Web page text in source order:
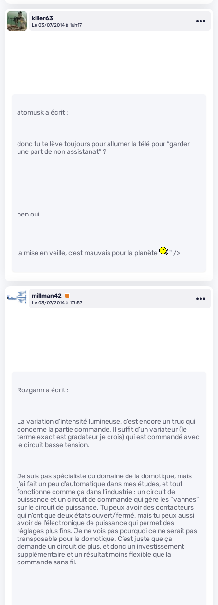
killer63
Le 03/07/2014 à 16h17
atomusk a écrit :
donc tu te lève toujours pour allumer la télé pour “garder
une part de non assistanat” ?
ben oui
la mise en veille, c’est mauvais pour la planète " />
millman42 Premium
Le 03/07/2014 à 17h57
Rozgann a écrit :
La variation d’intensité lumineuse, c’est encore un truc qui
concerne la partie commande. Il suffit d’un variateur (le
terme exact est gradateur je crois) qui est commandé avec
le circuit basse tension.
Je suis pas spécialiste du domaine de la domotique, mais
j’ai fait un peu d’automatique dans mes études, et tout
fonctionne comme ça dans l’industrie : un circuit de
puissance et un circuit de commande qui gère les “vannes”
sur le circuit de puissance. Tu peux avoir des contacteurs
qui n’ont que deux états ouvert/fermé, mais tu peux aussi
avoir de l’électronique de puissance qui permet des
réglages plus fins. Je ne vois pas pourquoi ce ne serait pas
transposable pour la domotique. C’est juste que ça
demande un circuit de plus, et donc un investissement
supplémentaire et un résultat moins flexible que la
commande sans fil.